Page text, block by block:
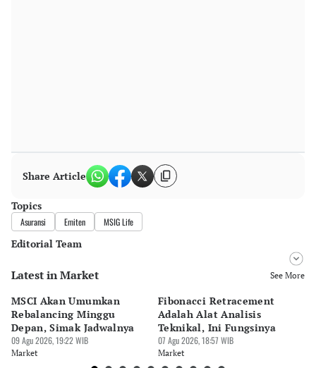
Share Article
Topics
Asuransi Emiten MSIG Life
Editorial Team
Editor
Editor
Bonardo Maulana
Latest in Market See More
MSCI Akan Umumkan
Rebalancing Minggu
Depan, Simak Jadwalnya
09 Agu 2026, 19:22 WIB
Market
Fibonacci Retracement
Adalah Alat Analisis
Teknikal, Ini Fungsinya
07 Agu 2026, 18:57 WIB
Market